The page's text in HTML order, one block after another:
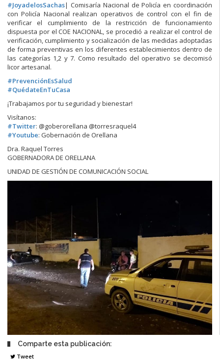
#JoyadelosSachas| Comisaría Nacional de Policía en coordinación
con Policía Nacional realizan operativos de control con el fin de
verificar el cumplimiento de la restricción de funcionamiento
dispuesta por el COE NACIONAL, se procedió a realizar el control de
verificación, cumplimiento y socialización de las medidas adoptadas
de forma preventivas en los diferentes establecimientos dentro de
las categorías 1,2 y 7. Como resultado del operativo se decomisó
licor artesanal.
#PrevenciónEsSalud
#QuédateEnTuCasa
¡Trabajamos por tu seguridad y bienestar!
Visítanos:
#Twitter: @goberorellana @torresraquel4
#Youtube: Gobernación de Orellana
Dra. Raquel Torres
GOBERNADORA DE ORELLANA
UNIDAD DE GESTIÓN DE COMUNICACIÓN SOCIAL
Comparte esta publicación:
Tweet